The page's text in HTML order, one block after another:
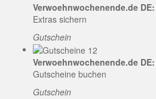
Verwoehnwochenende.de DE:
Extras sichern
Gutschein
Verwoehnwochenende.de DE:
Gutscheine buchen
Gutschein